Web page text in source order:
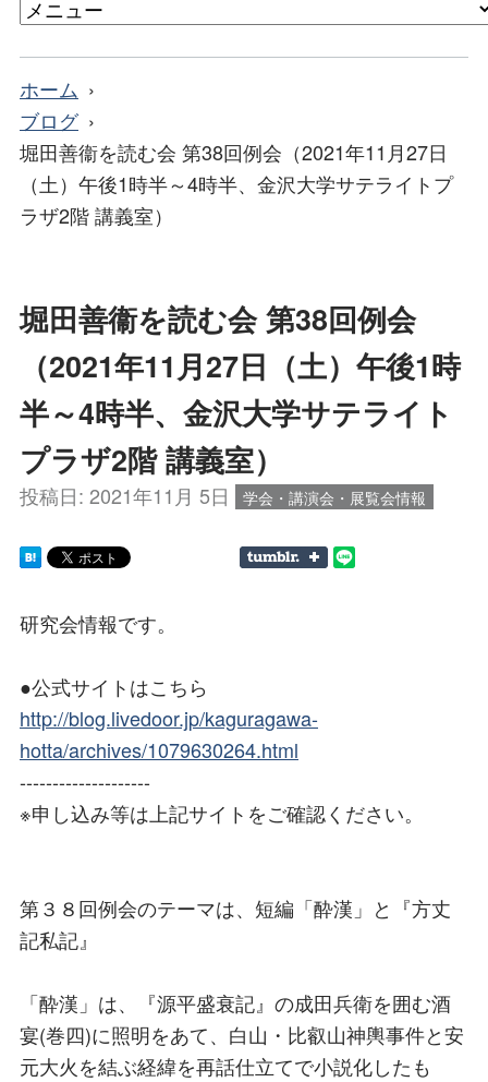
ホーム
ブログ
堀田善衞を読む会 第38回例会（2021年11月27日
（土）午後1時半～4時半、金沢大学サテライトプ
ラザ2階 講義室）
堀田善衞を読む会 第38回例会
（2021年11月27日（土）午後1時
半～4時半、金沢大学サテライト
プラザ2階 講義室）
投稿日: 2021年11月 5日 学会・講演会・展覧会情報
研究会情報です。
●公式サイトはこちら
http://blog.livedoor.jp/kaguragawa-
hotta/archives/1079630264.html
--------------------
※申し込み等は上記サイトをご確認ください。
第３８回例会のテーマは、短編「酔漢」と『方丈
記私記』
「酔漢」は、『源平盛衰記』の成田兵衛を囲む酒
宴(巻四)に照明をあて、白山・比叡山神輿事件と安
元大火を結ぶ経緯を再話仕立てで小説化したも